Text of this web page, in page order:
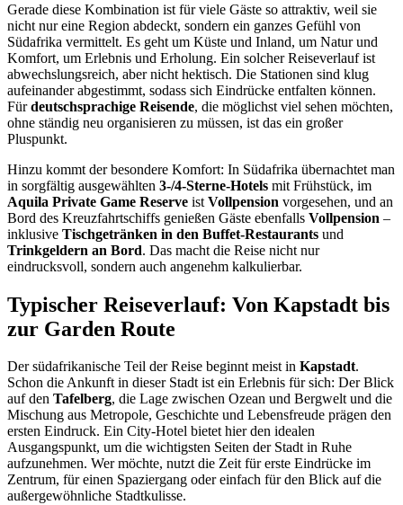
Gerade diese Kombination ist für viele Gäste so attraktiv, weil sie
nicht nur eine Region abdeckt, sondern ein ganzes Gefühl von
Südafrika vermittelt. Es geht um Küste und Inland, um Natur und
Komfort, um Erlebnis und Erholung. Ein solcher Reiseverlauf ist
abwechslungsreich, aber nicht hektisch. Die Stationen sind klug
aufeinander abgestimmt, sodass sich Eindrücke entfalten können.
Fürdeutschsprachige Reisende, die möglichst viel sehen möchten,
ohne ständig neu organisieren zu müssen, ist das ein großer
Pluspunkt.
Hinzu kommt der besondere Komfort: In Südafrika übernachtet man
in sorgfältig ausgewählten 3-/4-Sterne-Hotels mit Frühstück, im
Aquila Private Game Reserve ist Vollpension vorgesehen, und an
Bord des Kreuzfahrtschiffs genießen Gäste ebenfalls Vollpension –
inklusive Tischgetränken in den Buffet-Restaurants und
Trinkgeldern an Bord. Das macht die Reise nicht nur
eindrucksvoll, sondern auch angenehm kalkulierbar.
Typischer Reiseverlauf: Von Kapstadt bis
zur Garden Route
Der südafrikanische Teil der Reise beginnt meist in Kapstadt.
Schon die Ankunft in dieser Stadt ist ein Erlebnis für sich: Der Blick
auf den Tafelberg, die Lage zwischen Ozean und Bergwelt und die
Mischung aus Metropole, Geschichte und Lebensfreude prägen den
ersten Eindruck. Ein City-Hotel bietet hier den idealen
Ausgangspunkt, um die wichtigsten Seiten der Stadt in Ruhe
aufzunehmen. Wer möchte, nutzt die Zeit für erste Eindrücke im
Zentrum, für einen Spaziergang oder einfach für den Blick auf die
außergewöhnliche Stadtkulisse.